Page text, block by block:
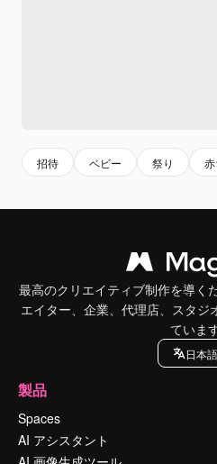
招待 ベビー 祭り
最高のクリエイティブ制作を導く
エイター、企業、代理店、スタジ
ていま
日本語
製品
Spaces
AI アシスタント